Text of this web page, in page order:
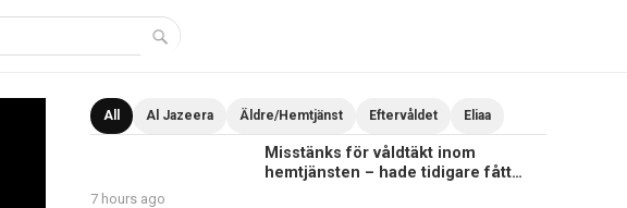
All Al Jazeera Äldre/Hemtjänst Eftervåldet Eliaa
Misstänks för våldtäkt inom
hemtjänsten – hade tidigare fått
7 hours ago